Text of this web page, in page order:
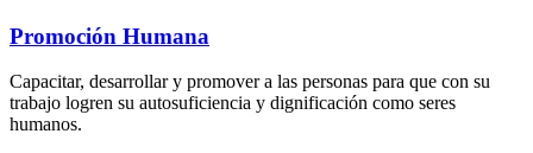
Promoción Humana
Capacitar, desarrollar y promover a las personas para que con su
trabajo logren su autosuficiencia y dignificación como seres
humanos.